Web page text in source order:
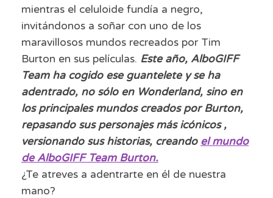
mientras el celuloide fundía a negro,
invitándonos a soñar con uno de los
maravillosos mundos recreados por Tim
Burton en sus películas. Este año, AlboGIFF
Team ha cogido ese guantelete y se ha
adentrado, no sólo en Wonderland, sino en
los principales mundos creados por Burton,
repasando sus personajes más icónicos ,
versionando sus historias, creando el mundo
de AlboGIFF Team Burton.
¿Te atreves a adentrarte en él de nuestra
mano?